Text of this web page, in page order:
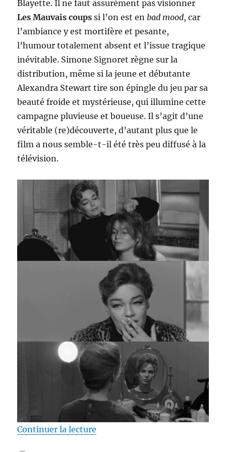
Blayette. Il ne faut assurément pas visionner
Les Mauvais coups si l’on est en bad mood, car
l’ambiance y est mortifère et pesante,
l’humour totalement absent et l’issue tragique
inévitable. Simone Signoret règne sur la
distribution, même si la jeune et débutante
Alexandra Stewart tire son épingle du jeu par sa
beauté froide et mystérieuse, qui illumine cette
campagne pluvieuse et boueuse. Il s’agit d’une
véritable (re)découverte, d’autant plus que le
film a nous semble-t-il été très peu diffusé à la
télévision.
Continuer la lecture